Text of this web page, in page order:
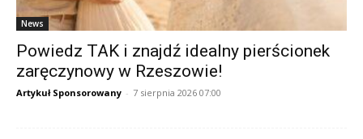
News
Powiedz TAK i znajdź idealny pierścionek
zaręczynowy w Rzeszowie!
Artykuł Sponsorowany - 7 sierpnia 2026 07:00